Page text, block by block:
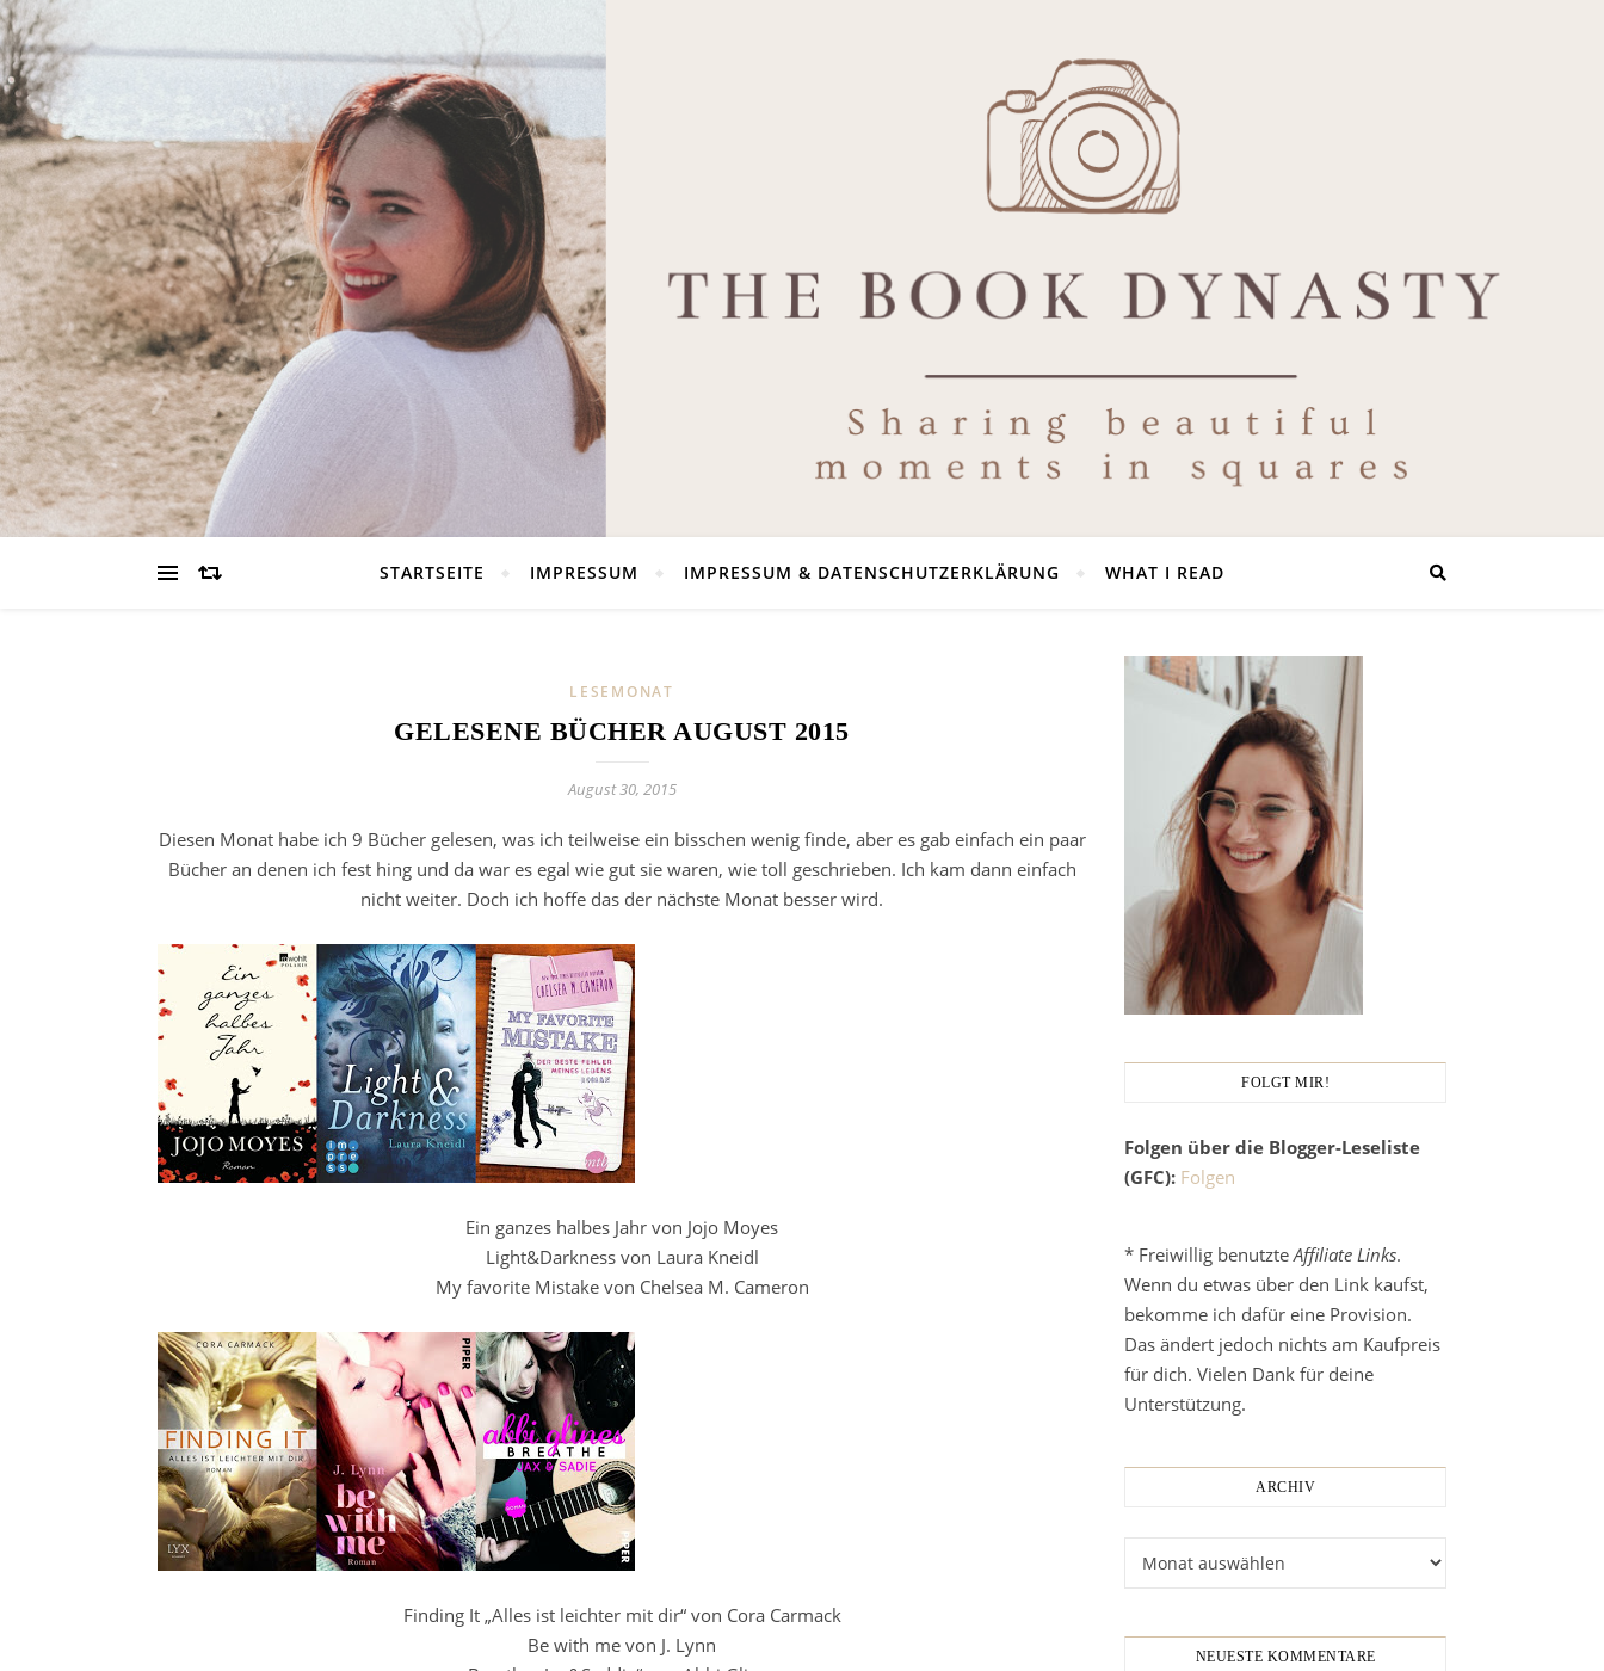
STARTSEITE IMPRESSUM IMPRESSUM & DATENSCHUTZERKLÄRUNG WHAT I READ
LESEMONAT
GELESENE BÜCHER AUGUST 2015
August 30, 2015
Diesen Monat habe ich 9 Bücher gelesen, was ich teilweise ein bisschen wenig finde, aber es gab einfach ein paar
Bücher an denen ich fest hing und da war es egal wie gut sie waren, wie toll geschrieben. Ich kam dann einfach
nicht weiter. Doch ich hoffe das der nächste Monat besser wird.
Ein ganzes halbes Jahr von Jojo Moyes
Light&Darkness von Laura Kneidl
My favorite Mistake von Chelsea M. Cameron
Finding It „Alles ist leichter mit dir“ von Cora Carmack
Be with me von J. Lynn
FOLGT MIR!
Folgen über die Blogger-Leseliste
(GFC): Folgen
* Freiwillig benutzteAffiliate Links.
Wenn du etwas über den Link kaufst,
bekomme ich dafür eine Provision.
Das ändert jedoch nichts am Kaufpreis
für dich. Vielen Dank für deine
Unterstützung.
ARCHIV
NEUESTE KOMMENTARE